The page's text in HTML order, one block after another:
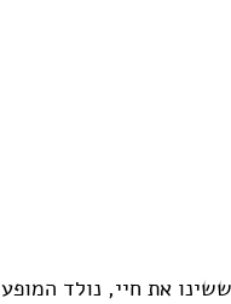
את חיי, נולד המופע